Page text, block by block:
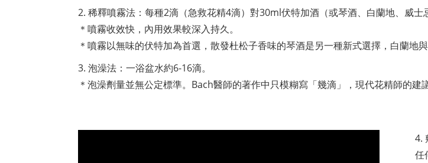
2. 稀釋噴霧法：每種2滴（急救花精4滴）對30ml伏特加酒（或琴酒、白蘭地、威
＊噴霧收效快，內用效果較深入持久。
＊噴霧以無味的伏特加為首選，散發杜松子香味的琴酒是另一種新式選擇，白蘭地
3. 泡澡法：一浴盆水約6-16滴。
＊泡澡劑量並無公定標準。Bach醫師的著作中只模糊寫「幾滴」，現代花精師的建
4.
任